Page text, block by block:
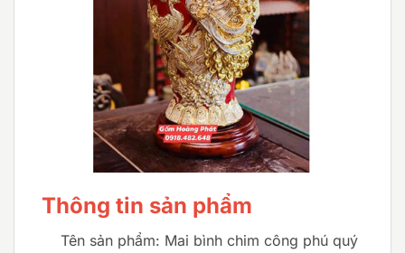
Thông tin sản phẩm
Tên sản phẩm: Mai bình chim công phú quý